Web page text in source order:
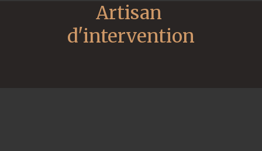
Artisan
d'intervention